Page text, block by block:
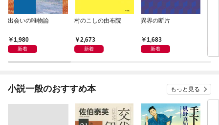
出会いの唯物論
1,980
新着
村のこしの由布院
2,673
新着
異界の断片
1,683
新着
地
小説一般のおすすめ本 もっと見る